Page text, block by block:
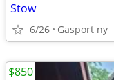
Stow
6/26 Gasport ny
$850